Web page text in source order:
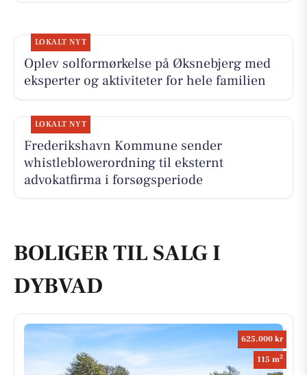
LOKALT NYT
Oplev solformørkelse på Øksnebjerg med
eksperter og aktiviteter for hele familien
LOKALT NYT
Frederikshavn Kommune sender
whistleblowerordning til eksternt
advokatfirma i forsøgsperiode
BOLIGER TIL SALG I
DYBVAD
625.000 kr
115 m2